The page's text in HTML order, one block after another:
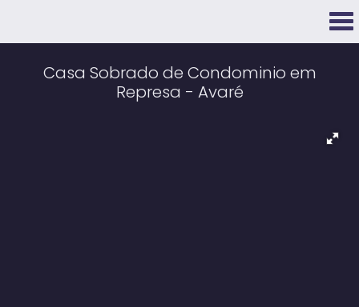
Casa Sobrado de Condominio em
Represa - Avaré